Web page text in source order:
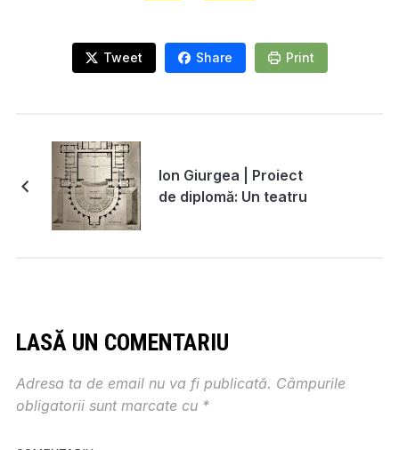
Tweet Share Print
Ion Giurgea | Proiect
de diplomă: Un teatru
LASĂ UN COMENTARIU
Adresa ta de email nu va fi publicată. Câmpurile
obligatorii sunt marcate cu *